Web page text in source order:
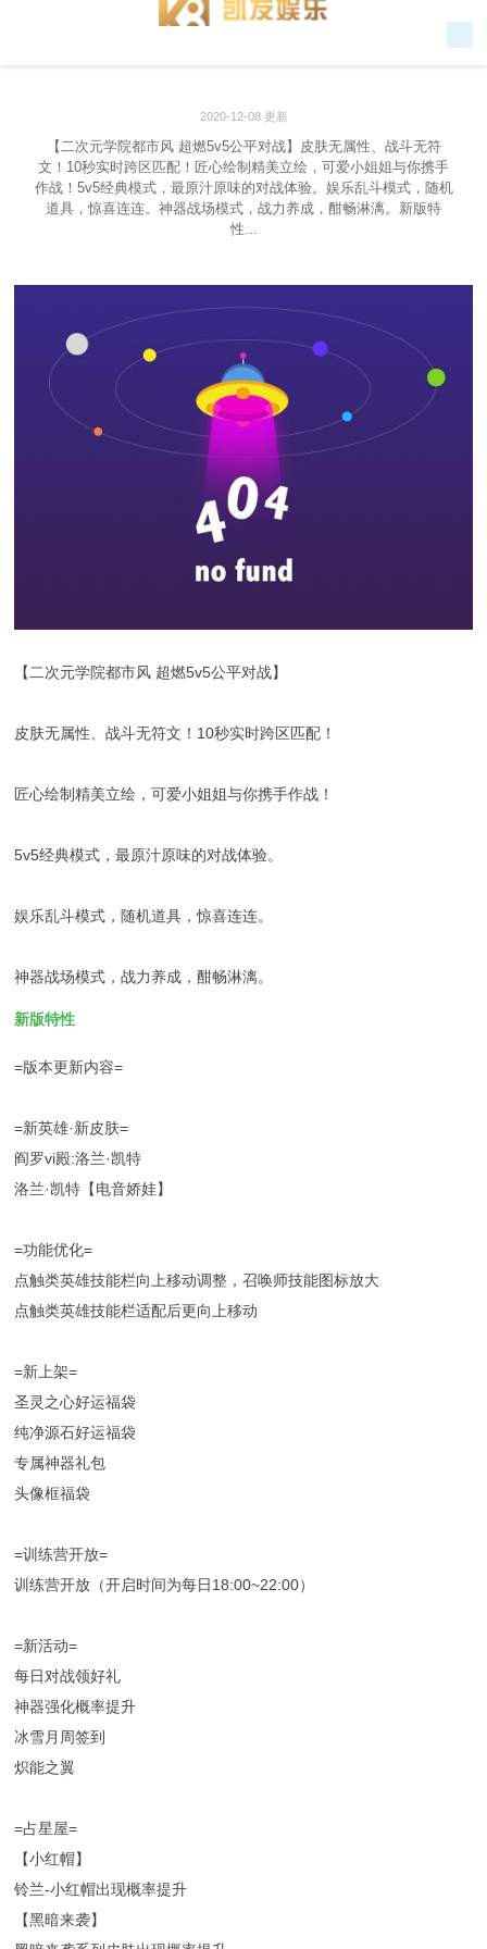
2020-12-08 更新
【二次元学院都市风 超燃5v5公平对战】皮肤无属性、战斗无符
文！10秒实时跨区匹配！匠心绘制精美立绘，可爱小姐姐与你携手
作战！5v5经典模式，最原汁原味的对战体验。娱乐乱斗模式，随机
道具，惊喜连连。神器战场模式，战力养成，酣畅淋漓。新版特
性...
【二次元学院都市风 超燃5v5公平对战】
皮肤无属性、战斗无符文！10秒实时跨区匹配！
匠心绘制精美立绘，可爱小姐姐与你携手作战！
5v5经典模式，最原汁原味的对战体验。
娱乐乱斗模式，随机道具，惊喜连连。
神器战场模式，战力养成，酣畅淋漓。
新版特性
=版本更新内容=
=新英雄·新皮肤=
阎罗vi殿:洛兰·凯特
洛兰·凯特【电音娇娃】
=功能优化=
点触类英雄技能栏向上移动调整，召唤师技能图标放大
点触类英雄技能栏适配后更向上移动
=新上架=
圣灵之心好运福袋
纯净源石好运福袋
专属神器礼包
头像框福袋
=训练营开放=
训练营开放（开启时间为每日18:00~22:00）
=新活动=
每日对战领好礼
神器强化概率提升
冰雪月周签到
炽能之翼
=占星屋=
【小红帽】
铃兰-小红帽出现概率提升
【黑暗来袭】